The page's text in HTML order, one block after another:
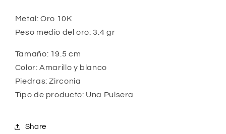
Metal: Oro 10K
Peso medio del oro: 3.4 gr
Tamaño: 19.5 cm
Color: Amarillo y blanco
Piedras: Zirconia
Tipo de producto: Una Pulsera
Share